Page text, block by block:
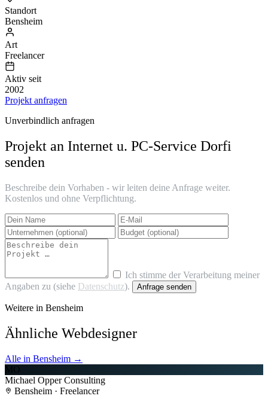
Standort
Bensheim
Art
Freelancer
Aktiv seit
2002
Projekt anfragen
Unverbindlich anfragen
Projekt an Internet u. PC-Service Dorfi
senden
Beschreibe dein Vorhaben - wir leiten deine Anfrage weiter.
Kostenlos und ohne Verpflichtung.
Ich stimme der Verarbeitung meiner
Angaben zu (siehe Datenschutz). Anfrage senden
Weitere in Bensheim
Ähnliche Webdesigner
Alle in Bensheim →
MO
Michael Opper Consulting
Bensheim · Freelancer